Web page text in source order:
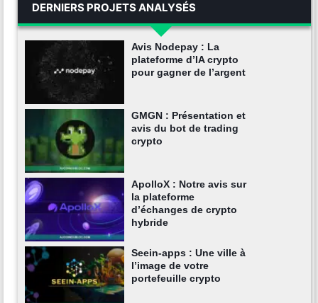
DERNIERS PROJETS ANALYSÉS
Avis Nodepay : La
plateforme d’IA crypto
pour gagner de l’argent
GMGN : Présentation et
avis du bot de trading
crypto
ApolloX : Notre avis sur
la plateforme
d’échanges de crypto
hybride
Seein-apps : Une ville à
l’image de votre
portefeuille crypto